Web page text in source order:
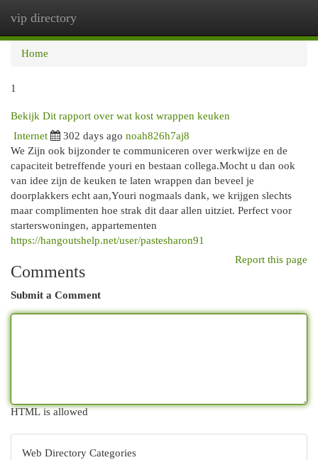
vip directory
Home
1
Bekijk Dit rapport over wat kost wrappen keuken
Internet 302 days ago noah826h7aj8
We Zijn ook bijzonder te communiceren over werkwijze en de
capaciteit betreffende youri en bestaan collega.Mocht u dan ook
van idee zijn de keuken te laten wrappen dan beveel je
doorplakkers echt aan,Youri nogmaals dank, we krijgen slechts
maar complimenten hoe strak dit daar allen uitziet. Perfect voor
starterswoningen, appartementen
https://hangoutshelp.net/user/pastesharon91
Report this page
Comments
Submit a Comment
HTML is allowed
Web Directory Categories